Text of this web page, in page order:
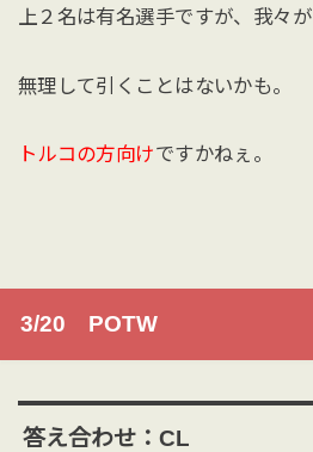
上２名は有名選手ですが、我々が
無理して引くことはないかも。
トルコの方向けですかねぇ。
3/20 POTW
答え合わせ：CL